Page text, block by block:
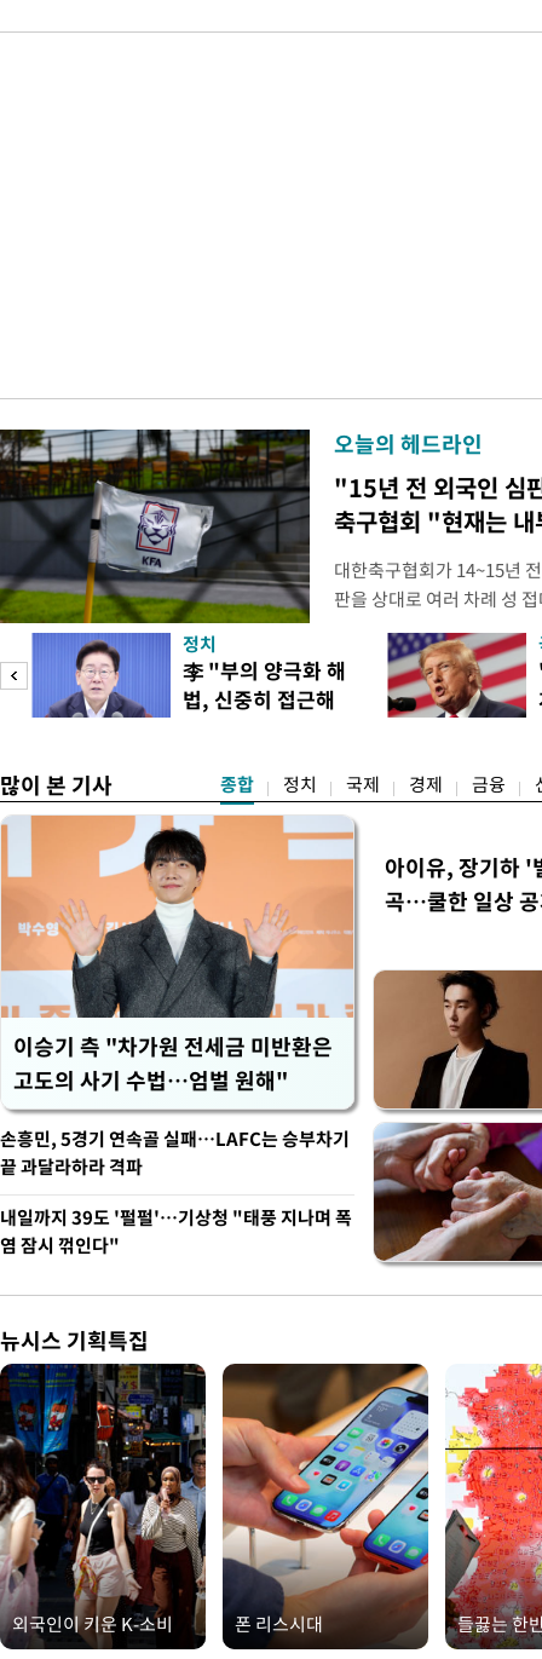
오늘의 헤드라인
"15년 전 외국인 심
축구협회 "현재는
대한축구협회가 14~15년
판을 상대로 여러 차례 성
구계에 따르면 국회의 한
년 국제심판 10여 명에게
축구협회는 외국인 심판과
수십만원에서 많게는 100
정치
李 "부의 양극화 해
법, 신중히 접근해
많이 본 기사 종합 정치 국제 경제 금융
이승기 측 "차가원 전세금 미반환은
고도의 사기 수법…엄벌 원해"
아이유, 장기하 '
곡…쿨한 일상
손흥민, 5경기 연속골 실패…LAFC는 승부차기
끝 과달라하라 격파
내일까지 39도 '펄펄'…기상청 "태풍 지나며 폭
염 잠시 꺾인다"
뉴시스 기획특집
외국인이 키운 K-소비 폰 리스시대 들끓는 한